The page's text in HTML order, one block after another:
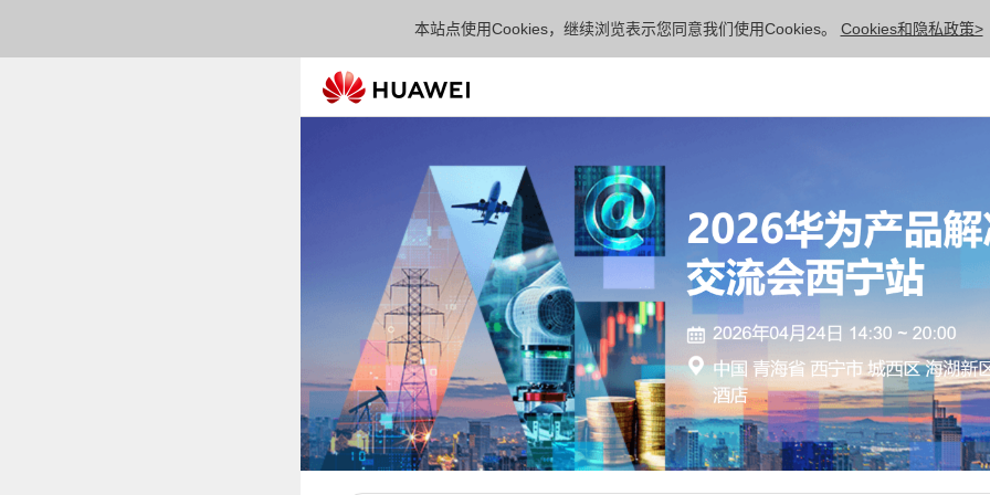
本站点使用Cookies，继续浏览表示您同意我们使用Cookies。 Cookies和隐私政策>